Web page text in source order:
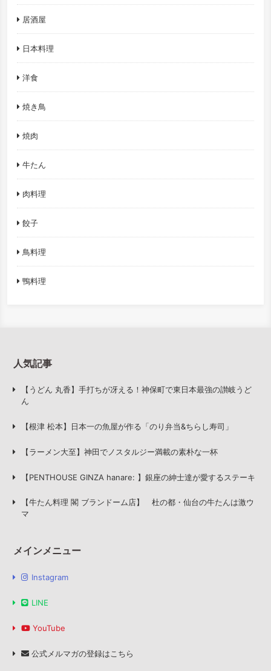
居酒屋
日本料理
洋食
焼き鳥
焼肉
牛たん
肉料理
餃子
鳥料理
鴨料理
人気記事
【うどん 丸香】手打ちが冴える！神保町で東日本最強の讃岐うど
ん
【根津 松本】日本一の魚屋が作る「のり弁当&ちらし寿司」
【ラーメン大至】神田でノスタルジー満載の素朴な一杯
【PENTHOUSE GINZA hanare: 】銀座の紳士達が愛するステーキ
【牛たん料理 閣 ブランドーム店】 杜の都・仙台の牛たんは激ウ
マ
メインメニュー
Instagram
LINE
YouTube
公式メルマガの登録はこちら